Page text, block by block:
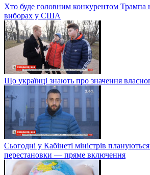
Хто буде головним конкурентом Трампа
виборах у США
Що українці знають про значення
Сьогодні у Кабінеті міністрів
перестановки — пряме включення